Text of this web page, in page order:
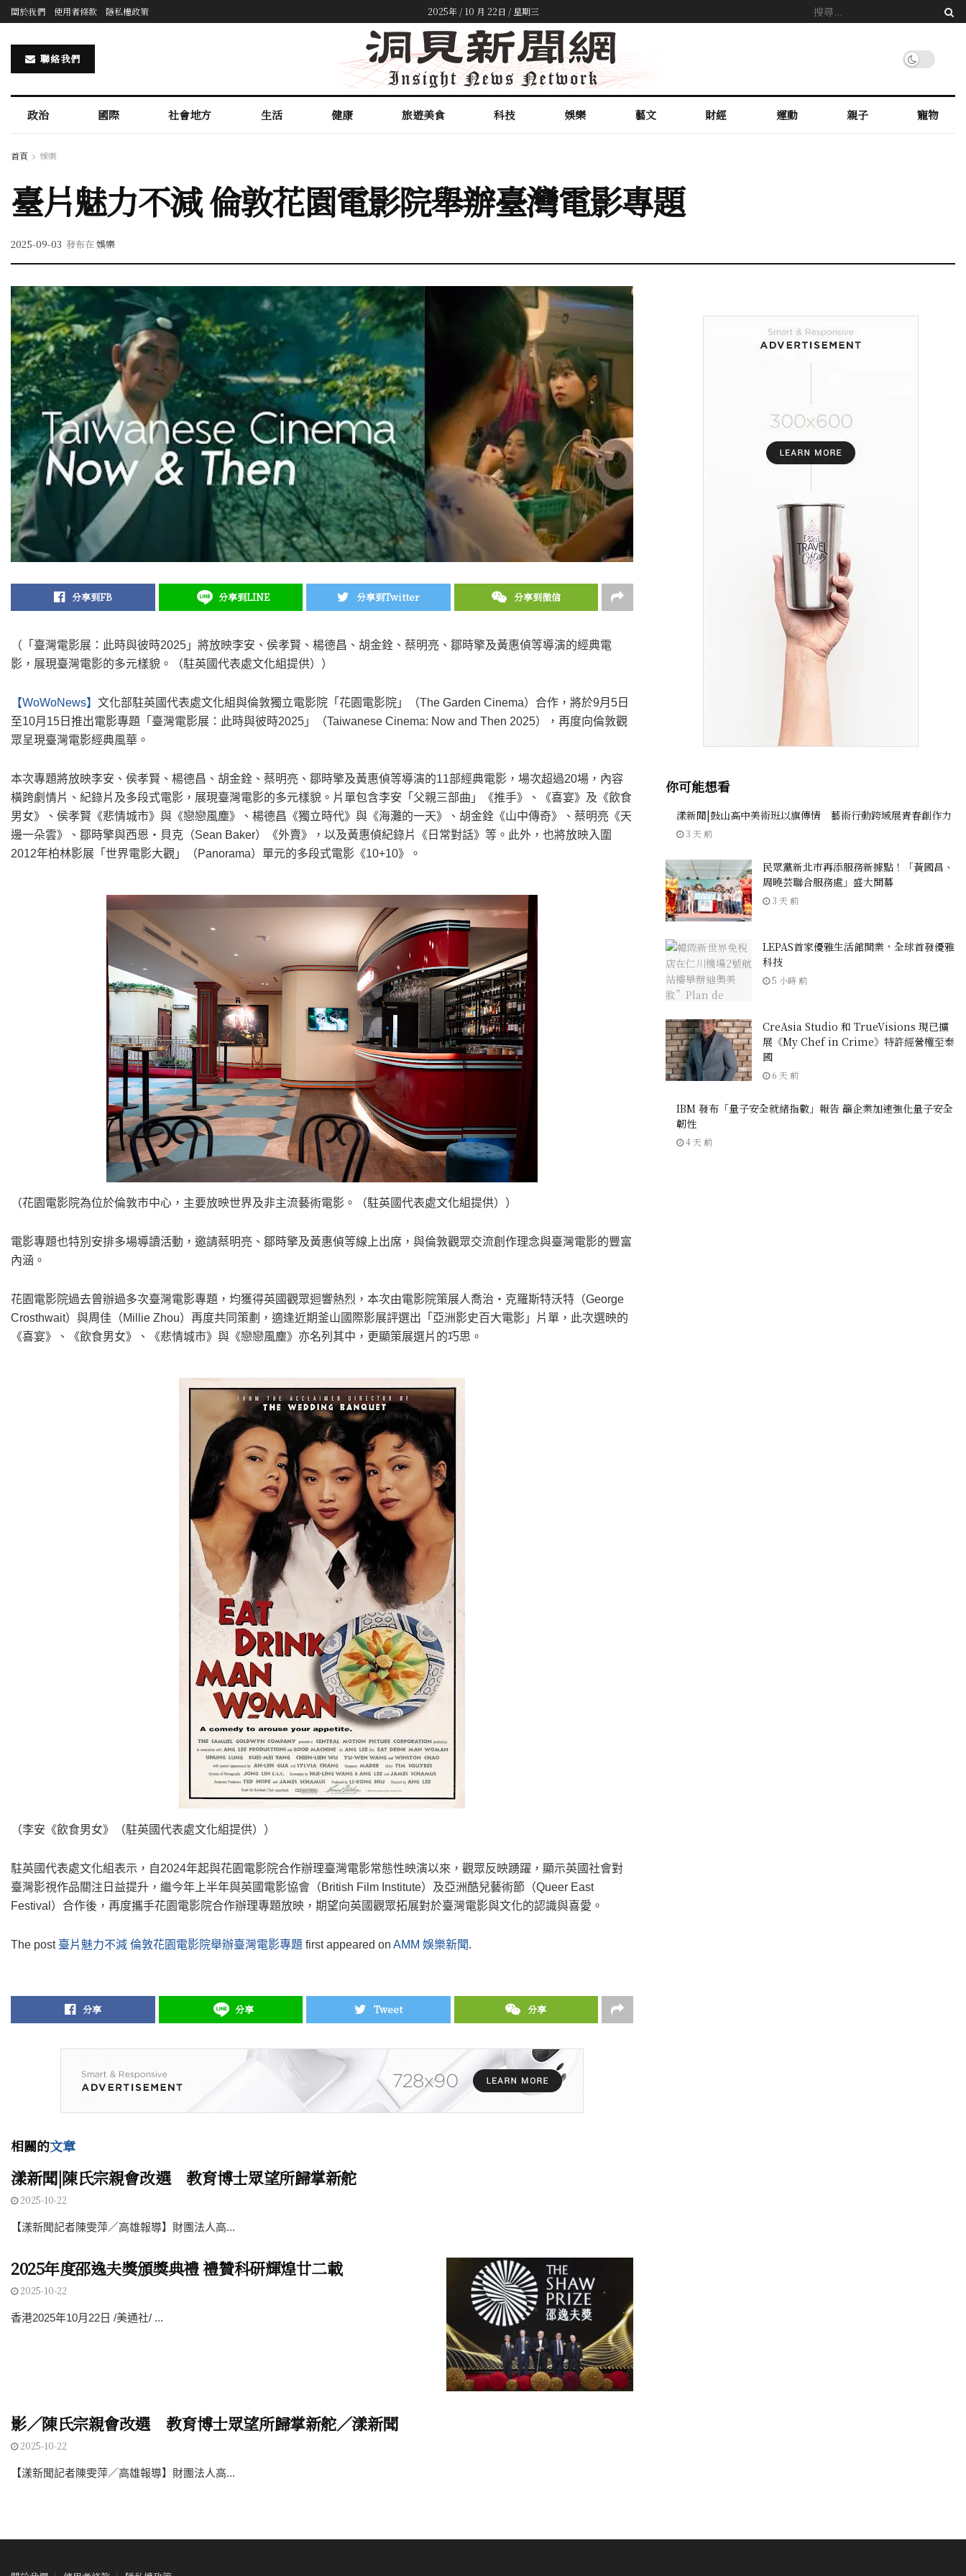
關於我們 使用者條款 隱私權政策 2025年 / 10 月 22日 / 星期三
聯絡我們
政治 國際 社會地方 生活 健康 旅遊美食 科技 娛樂 藝文 財經 運動 親子 寵物
首頁 娛樂
臺片魅力不減 倫敦花園電影院舉辦臺灣電影專題
2025-09-03 發布在娛樂
分享到FB 分享到LINE 分享到Twitter 分享到微信
（「臺灣電影展：此時與彼時2025」將放映李安、侯孝賢、楊德昌、胡金銓、蔡明亮、鄒時擎及黃惠偵等導演的經典電
影，展現臺灣電影的多元樣貌。（駐英國代表處文化組提供））
【WoWoNews】 文化部駐英國代表處文化組與倫敦獨立電影院「花園電影院」（The Garden Cinema）合作，將於9月5日
至10月15日推出電影專題「臺灣電影展：此時與彼時2025」（Taiwanese Cinema: Now and Then 2025），再度向倫敦觀
眾呈現臺灣電影經典風華。
本次專題將放映李安、侯孝賢、楊德昌、胡金銓、蔡明亮、鄒時擎及黃惠偵等導演的11部經典電影，場次超過20場，內容
橫跨劇情片、紀錄片及多段式電影，展現臺灣電影的多元樣貌。片單包含李安「父親三部曲」《推手》、《喜宴》及《飲食
男女》、侯孝賢《悲情城市》與《戀戀風塵》、楊德昌《獨立時代》與《海灘的一天》、胡金銓《山中傳奇》、蔡明亮《天
邊一朵雲》、鄒時擎與西恩‧貝克（Sean Baker）《外賣》，以及黃惠偵紀錄片《日常對話》等。此外，也將放映入圍
2012年柏林影展「世界電影大觀」（Panorama）單元的多段式電影《10+10》。
（花園電影院為位於倫敦市中心，主要放映世界及非主流藝術電影。（駐英國代表處文化組提供））
電影專題也特別安排多場導讀活動，邀請蔡明亮、鄒時擎及黃惠偵等線上出席，與倫敦觀眾交流創作理念與臺灣電影的豐富
內涵。
花園電影院過去曾辦過多次臺灣電影專題，均獲得英國觀眾迴響熱烈，本次由電影院策展人喬治‧克羅斯特沃特（George
Crosthwait）與周佳（Millie Zhou）再度共同策劃，適逢近期釜山國際影展評選出「亞洲影史百大電影」片單，此次選映的
《喜宴》、《飲食男女》、《悲情城市》與《戀戀風塵》亦名列其中，更顯策展選片的巧思。
（李安《飲食男女》（駐英國代表處文化組提供））
駐英國代表處文化組表示，自2024年起與花園電影院合作辦理臺灣電影常態性映演以來，觀眾反映踴躍，顯示英國社會對
臺灣影視作品關注日益提升，繼今年上半年與英國電影協會（British Film Institute）及亞洲酷兒藝術節（Queer East
Festival）合作後，再度攜手花園電影院合作辦理專題放映，期望向英國觀眾拓展對於臺灣電影與文化的認識與喜愛。
The post 臺片魅力不減 倫敦花園電影院舉辦臺灣電影專題 first appeared on AMM 娛樂新聞.
分享 分享 Tweet 分享
相關的文章
漾新聞|陳氏宗親會改選 教育博士眾望所歸掌新舵
2025-10-22
【漾新聞記者陳雯萍／高雄報導】財團法人高...
2025年度邵逸夫獎頒獎典禮 禮贊科研輝煌廿二載
2025-10-22
香港2025年10月22日 /美通社/ ...
影／陳氏宗親會改選 教育博士眾望所歸掌新舵／漾新聞
2025-10-22
【漾新聞記者陳雯萍／高雄報導】財團法人高...
你可能想看
漾新聞|鼓山高中美術班以旗傳情 藝術行動跨域展青春創作力
3 天 前
民眾黨新北市再添服務新據點！「黃國昌、
周曉芸聯合服務處」盛大開幕
3 天 前
LEPAS首家優雅生活館開業，全球首發優雅
科技
5 小時 前
CreAsia Studio 和 TrueVisions 現已擴
展《My Chef in Crime》特許經營權至泰
國
6 天 前
IBM 發布「量子安全就緒指數」報告 籲企業加速強化量子安全
韌性
4 天 前